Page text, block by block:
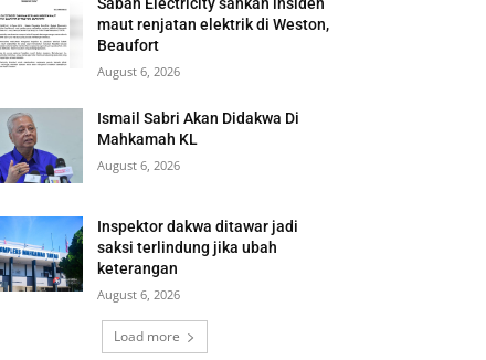
maut renjatan elektrik di Weston,
Beaufort
August 6, 2026
Ismail Sabri Akan Didakwa Di
Mahkamah KL
August 6, 2026
Inspektor dakwa ditawar jadi
saksi terlindung jika ubah
keterangan
August 6, 2026
Load more